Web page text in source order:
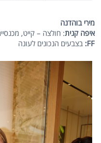
מירי בוהדנה
איפה קנית: חולצה – קייט, מכנסיים –
FF: בצבעים הנכונים לעונה